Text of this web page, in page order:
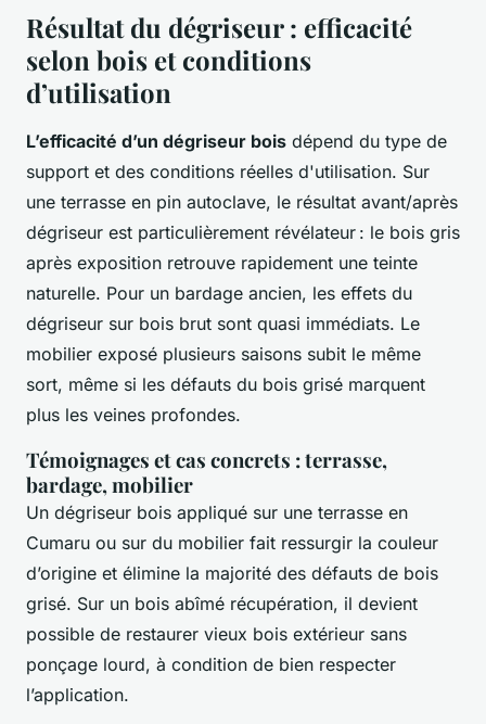
Résultat du dégriseur : efficacité
selon bois et conditions
d’utilisation
L’efficacité d’un dégriseur bois dépend du type de
support et des conditions réelles d'utilisation. Sur
une terrasse en pin autoclave, le résultat avant/après
dégriseur est particulièrement révélateur : le bois gris
après exposition retrouve rapidement une teinte
naturelle. Pour un bardage ancien, les effets du
dégriseur sur bois brut sont quasi immédiats. Le
mobilier exposé plusieurs saisons subit le même
sort, même si les défauts du bois grisé marquent
plus les veines profondes.
Témoignages et cas concrets : terrasse,
bardage, mobilier
Un dégriseur bois appliqué sur une terrasse en
Cumaru ou sur du mobilier fait ressurgir la couleur
d’origine et élimine la majorité des défauts de bois
grisé. Sur un bois abîmé récupération, il devient
possible de restaurer vieux bois extérieur sans
ponçage lourd, à condition de bien respecter
l’application.